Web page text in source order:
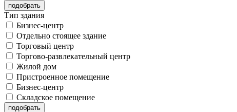
Тип здания
Бизнес-центр
Отдельно стоящее здание
Торговый центр
Торгово-развлекательный центр
Жилой дом
Пристроенное помещение
Бизнес-центр
Складское помещение